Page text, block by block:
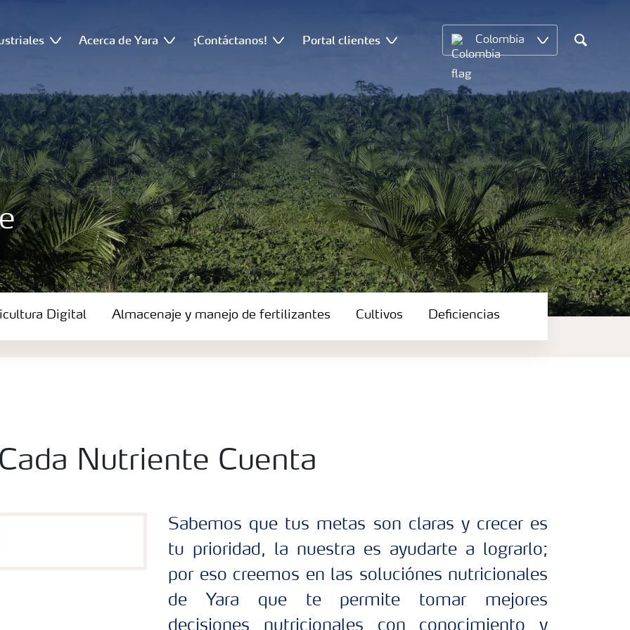
Acerca de Yara ¡Contáctanos! Portal clientes Colombia
Search
Digital Almacenaje y manejo de fertilizantes Cultivos Deficiencias
Cada Nutriente Cuenta
Sabemos que tus metas son claras y crecer es
tu prioridad, la nuestra es ayudarte a lograrlo;
por eso creemos en las soluciónes nutricionales
de Yara que te permite tomar mejores
decisiones nutricionales con conocimiento y